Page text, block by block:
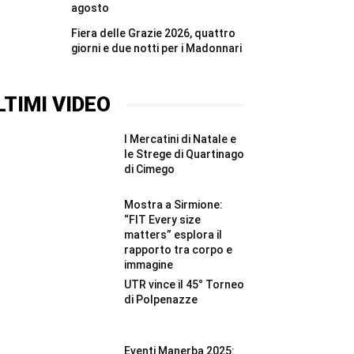
agosto
Fiera delle Grazie 2026, quattro
giorni e due notti per i Madonnari
VIDEO
I Mercatini di Natale e
le Strege di Quartinago
di Cimego
Mostra a Sirmione:
“FIT Every size
matters” esplora il
rapporto tra corpo e
immagine
UTR vince il 45° Torneo
di Polpenazze
Eventi Manerba 2025: